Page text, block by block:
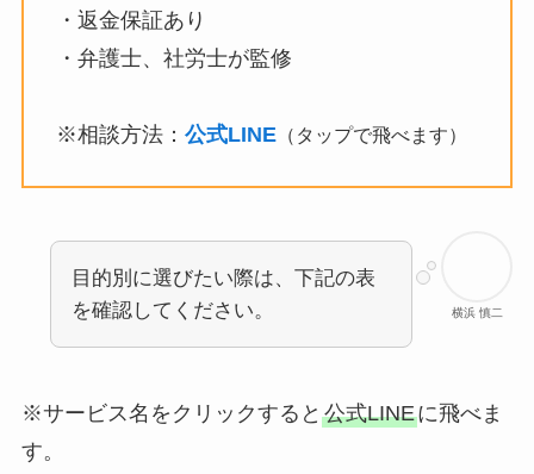
・返金保証あり
・弁護士、社労士が監修
※相談方法： 公式LINE（タップで飛べます）
横浜 慎二
目的別に選びたい際は、下記の表
を確認してください。
※サービス名をクリックすると 公式LINEに飛べま
す。